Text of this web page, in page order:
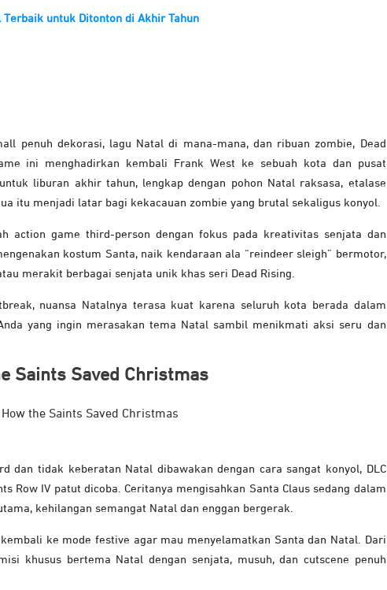
untuk Ditonton di Akhir Tahun
penuh dekorasi, lagu Natal di mana-mana, dan ribuan zombie, Dead
ini menghadirkan kembali Frank West ke sebuah kota dan pusat
liburan akhir tahun, lengkap dengan pohon Natal raksasa, etalase
itu menjadi latar bagi kekacauan zombie yang brutal sekaligus konyol.
action game third-person dengan fokus pada kreativitas senjata dan
kostum Santa, naik kendaraan ala “reindeer sleigh” bermotor,
merakit berbagai senjata unik khas seri Dead Rising.
nuansa Natalnya terasa kuat karena seluruh kota berada dalam
yang ingin merasakan tema Natal sambil menikmati aksi seru dan
Saints Saved Christmas
dan tidak keberatan Natal dibawakan dengan cara sangat konyol, DLC
Row IV patut dicoba. Ceritanya mengisahkan Santa Claus sedang dalam
kehilangan semangat Natal dan enggan bergerak.
ke mode festive agar mau menyelamatkan Santa dan Natal. Dari
khusus bertema Natal dengan senjata, musuh, dan cutscene penuh